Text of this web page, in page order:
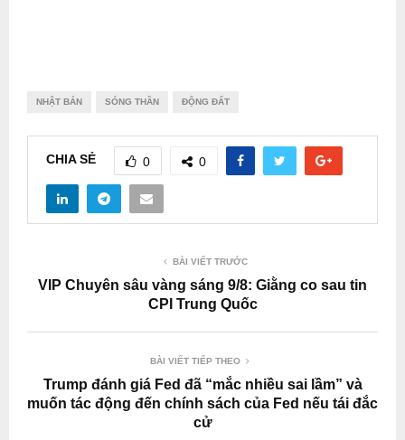
NHẬT BẢN SÓNG THẦN ĐỘNG ĐẤT
CHIA SẺ 0 0
BÀI VIẾT TRƯỚC
VIP Chuyên sâu vàng sáng 9/8: Giằng co sau tin
CPI Trung Quốc
BÀI VIẾT TIẾP THEO
Trump đánh giá Fed đã “mắc nhiều sai lầm” và
muốn tác động đến chính sách của Fed nếu tái đắc
cử